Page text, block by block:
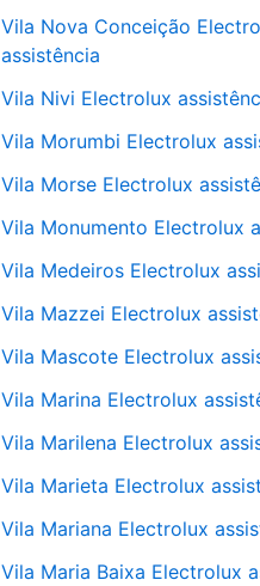
Vila Nova Conceição
assistência
Vila Nivi Electrolux
Vila Morumbi Electrolux
Vila Morse Electrolux
Vila Monumento Electrolux
Vila Medeiros Electrolux
Vila Mazzei Electrolux
Vila Mascote Electrolux
Vila Marina Electrolux
Vila Marilena Electrolux
Vila Marieta Electrolux
Vila Mariana Electrolux
Vila Maria Baixa Electrolux